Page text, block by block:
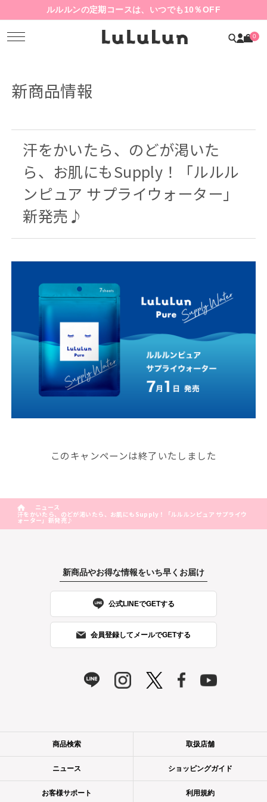
ルルルンの定期コースは、いつでも10％OFF
0
新商品情報
汗をかいたら、のどが渇いた
ら、お肌にもSupply！「ルルル
ンピュア サプライウォーター」
新発売♪
このキャンペーンは終了いたしました
ニュース
汗をかいたら、のどが渇いたら、お肌にもSupply！「ルルルンピュア サプライウ
ォーター」新発売♪
新商品やお得な情報をいち早くお届け
公式LINEでGETする
会員登録してメールでGETする
商品検索 取扱店舗
ニュース ショッピングガイド
お客様サポート 利用規約